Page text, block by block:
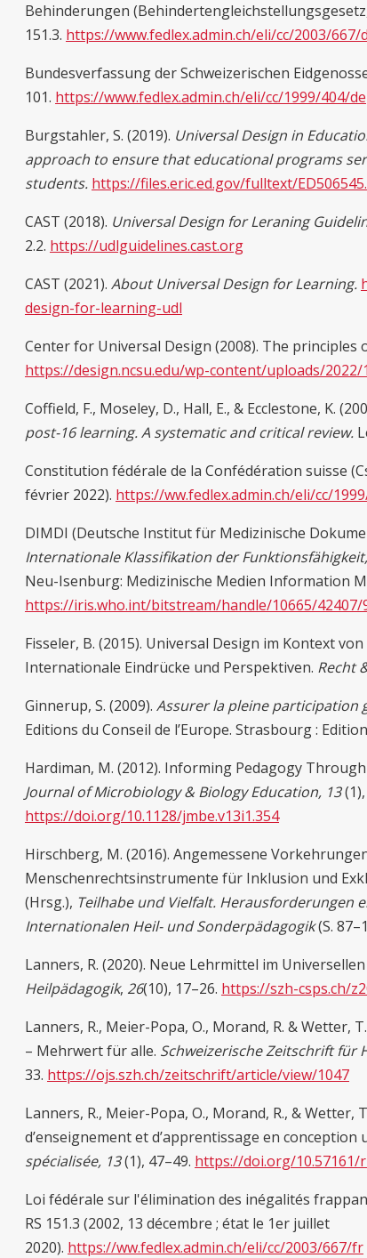
Behinderungen
151.3. https://www.fedlex.admin.ch/eli/cc/2003/667/
Bundesverfassung der Schweizerischen
101. https://www.fedlex.admin.ch/eli/cc/1999/404/de
Burgstahler, S. (2019). Universal Design in
approach to ensure that educational programs
students. https://files.eric.ed.gov/fulltext/
CAST (2018). Universal Design for Leraning
2.2. https://udlguidelines.cast.org
CAST (2021). About Universal Design for Learning.
design-for-learning-udl
Center for Universal Design (2008). The principles
https://design.ncsu.edu/wp-content/uploads/
Coffield, F., Moseley, D., Hall, E., & Ecclestone, K.
post-16 learning. A systematic and critical review.
Constitution fédérale de la Confédération suisse
février 2022). https://ww.fedlex.admin.ch/eli/cc/
DIMDI (Deutsche Institut für Medizinische
Internationale Klassifikation der
Neu-Isenburg: Medizinische Medien Information
https://iris.who.int/bitstream/handle/10665/42407/
Fisseler, B. (2015). Universal Design im Kontext
Internationale Eindrücke und Perspektiven. Recht
Ginnerup, S. (2009). Assurer la pleine participation
Editions du Conseil de l’Europe. Strasbourg :
Hardiman, M. (2012). Informing Pedagogy
Journal of Microbiology & Biology Education, 13
https://doi.org/10.1128/jmbe.v13i1.354
Hirschberg, M. (2016). Angemessene
Menschenrechtsinstrumente für Inklusion und
(Hrsg.), Teilhabe und Vielfalt. Herausforderungen
Internationalen Heil- und Sonderpädagogik(S.
Lanners, R. (2020). Neue Lehrmittel im
Heilpädagogik, 26(10), 17–26. https://szh-csps.ch/
Lanners, R., Meier-Popa, O., Morand, R. & Wetter,
– Mehrwert für alle. Schweizerische Zeitschrift für
33. https://ojs.szh.ch/zeitschrift/article/view/1047
Lanners, R., Meier-Popa, O., Morand, R., & Wetter,
d’enseignement et d’apprentissage en conception
spécialisée, 13(1), 47–49. https://doi.org/10.57161/
Loi fédérale sur l'élimination des inégalités
RS 151.3 (2002, 13 décembre ; état le 1er juillet
2020). https://ww.fedlex.admin.ch/eli/cc/2003/667/fr